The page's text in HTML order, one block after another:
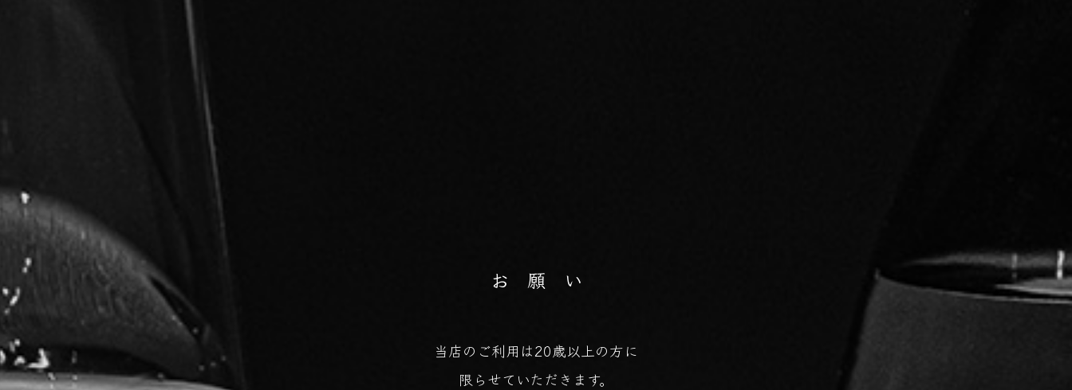
お 願 い
当店のご利用は20歳以上の方に
限らせていただきます。